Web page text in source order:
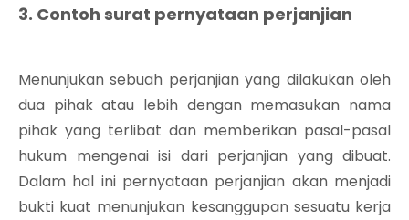
3. Contoh surat pernyataan perjanjian
Menunjukan sebuah perjanjian yang dilakukan oleh
dua pihak atau lebih dengan memasukan nama
pihak yang terlibat dan memberikan pasal-pasal
hukum mengenai isi dari perjanjian yang dibuat.
Dalam hal ini pernyataan perjanjian akan menjadi
bukti kuat menunjukan kesanggupan sesuatu kerja